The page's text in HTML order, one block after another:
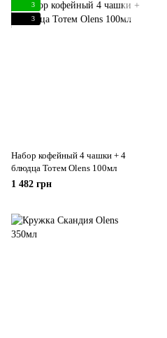
3
3
Набор кофейный 4 чашки + 4
блюдца Toтем Olens 100мл
1 482 грн